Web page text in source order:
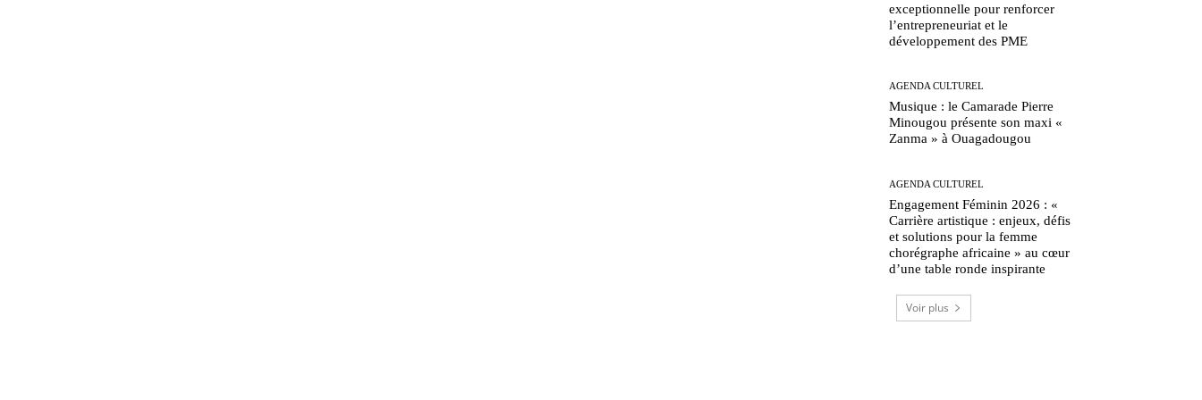
exceptionnelle pour renforcer
l’entrepreneuriat et le
développement des PME
AGENDA CULTUREL
Musique : le Camarade Pierre
Minougou présente son maxi «
Zanma » à Ouagadougou
AGENDA CULTUREL
Engagement Féminin 2026 : «
Carrière artistique : enjeux, défis
et solutions pour la femme
chorégraphe africaine » au cœur
d’une table ronde inspirante
Voir plus